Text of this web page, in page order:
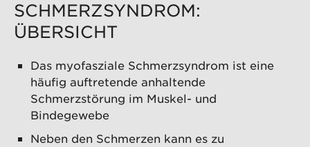
SCHMERZSYNDROM:
ÜBERSICHT
Das myofasziale Schmerzsyndrom ist eine
häufig auftretende anhaltende
Schmerzstörung im Muskel- und
Bindegewebe
Neben den Schmerzen kann es zu